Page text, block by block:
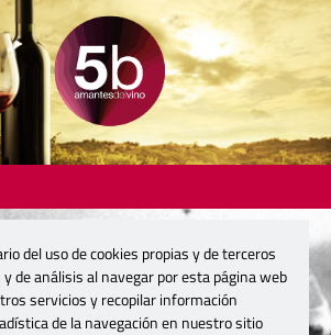
del uso de cookies propias y de terceros
de análisis al navegar por esta página web
servicios y recopilar información
de la navegación en nuestro sitio